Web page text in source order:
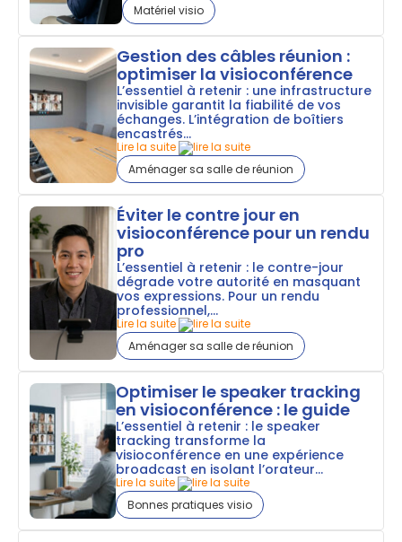
Matériel visio
Gestion des câbles réunion :
optimiser la visioconférence
L’essentiel à retenir : une infrastructure
invisible garantit la fiabilité de vos
échanges. L’intégration de boîtiers
encastrés...
Lire la suite
Aménager sa salle de réunion
Éviter le contre jour en
visioconférence pour un rendu
pro
L’essentiel à retenir : le contre-jour
dégrade votre autorité en masquant
vos expressions. Pour un rendu
professionnel,...
Lire la suite
Aménager sa salle de réunion
Optimiser le speaker tracking
en visioconférence : le guide
L’essentiel à retenir : le speaker
tracking transforme la
visioconférence en une expérience
broadcast en isolant l’orateur...
Lire la suite
Bonnes pratiques visio